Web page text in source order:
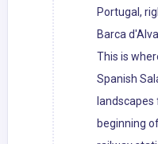
Portugal,
Barca
This is
Spanish
beginning